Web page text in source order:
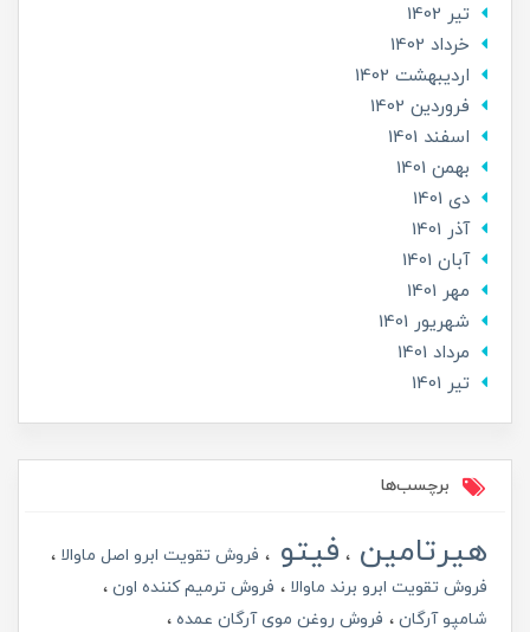
تير 1402
خرداد 1402
ارديبهشت 1402
فروردین 1402
اسفند 1401
بهمن 1401
دی 1401
آذر 1401
آبان 1401
مهر 1401
شهریور 1401
مرداد 1401
تير 1401
برچسب‌ها
هیرتامین فیتو
فروش تقویت ابرو اصل ماوالا
فروش تقویت ابرو برند ماوالا
فروش ترمیم کننده اون
شامپو آرگان
فروش روغن موی آرگان عمده